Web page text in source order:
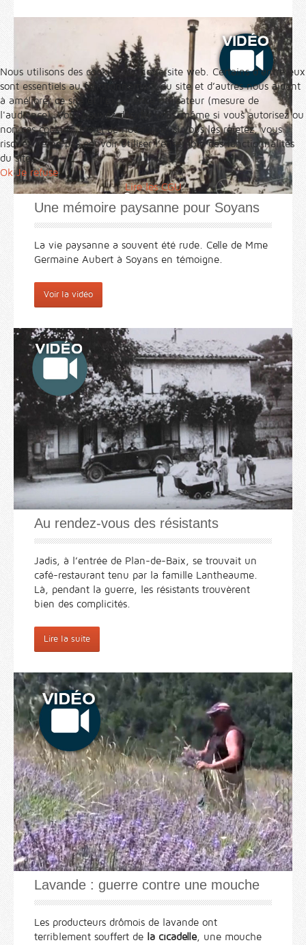
Une mémoire paysanne pour Soyans
La vie paysanne a souvent été rude. Celle de Mme
Germaine Aubert à Soyans en témoigne.
Voir la vidéo
Au rendez-vous des résistants
Jadis, à l’entrée de Plan-de-Baix, se trouvait un
café-restaurant tenu par la famille Lantheaume.
Là, pendant la guerre, les résistants trouvèrent
bien des complicités.
Lire la suite
Lavande : guerre contre une mouche
Les producteurs drômois de lavande ont
terriblement souffert de la cicadelle, une mouche
Nous utilisons des cookies sur notre site web. Certains d’entre eux
sont essentiels au fonctionnement du site et d’autres nous aident
à améliorer ce site et l’expérience utilisateur (mesure de
l'audience). Vous pouvez décider vous-même si vous autorisez ou
non ces cookies. Merci de noter que, si vous les rejetez, vous
risquez de ne pas pouvoir utiliser l’ensemble des fonctionnalités
du site.
Ok Je refuse
Lire les CGU